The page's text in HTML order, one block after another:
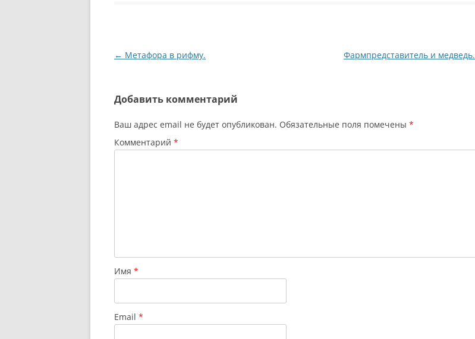
Навигация
← Метафора в рифму. Фармпредставитель и медведь.
Добавить комментарий
Ваш адрес email не будет опубликован. Обязательные поля помечены *
Комментарий *
Имя *
Email *